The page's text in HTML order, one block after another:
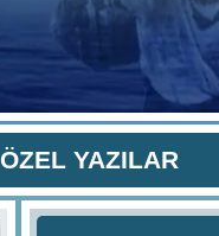
ÖZEL YAZILAR